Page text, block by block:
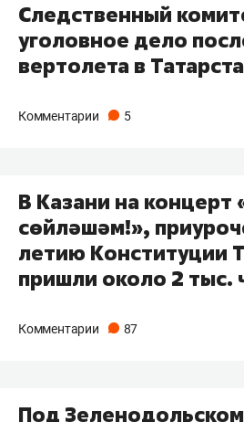
Следственный
уголовное дело
вертолета в
Комментарии 5
В Казани на концерт
сөйләшәм!»,
летию Конституции
пришли около 2 тыс.
Комментарии 87
Под